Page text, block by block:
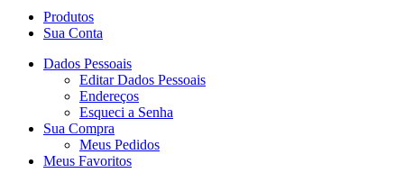
Produtos
Sua Conta
Dados Pessoais
Editar Dados Pessoais
Endereços
Esqueci a Senha
Sua Compra
Meus Pedidos
Meus Favoritos